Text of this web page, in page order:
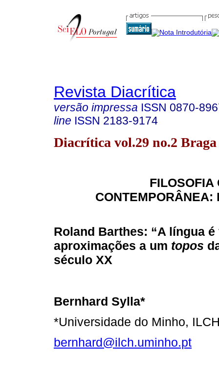
Revista Diacrítica
versão impressa ISSN 0870-
line ISSN 2183-9174
Diacrítica vol.29 no.2
FILOSOFIA
CONTEMPORÂNEA:
Roland Barthes: “A língua
aproximações a um topos
século XX
Bernhard Sylla*
*Universidade do Minho,
bernhard@ilch.uminho.pt